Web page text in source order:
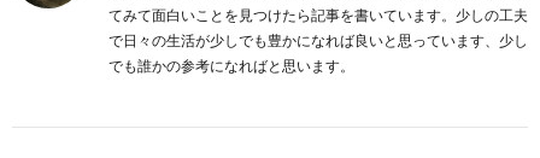
てみて面白いことを見つけたら記事を書いています。少しの工夫
で日々の生活が少しでも豊かになれば良いと思っています、少し
でも誰かの参考になればと思います。